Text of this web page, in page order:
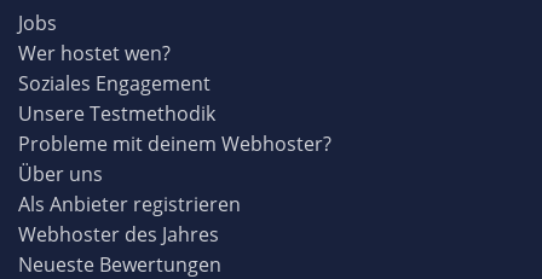
Jobs
Wer hostet wen?
Soziales Engagement
Unsere Testmethodik
Probleme mit deinem Webhoster?
Über uns
Als Anbieter registrieren
Webhoster des Jahres
Neueste Bewertungen